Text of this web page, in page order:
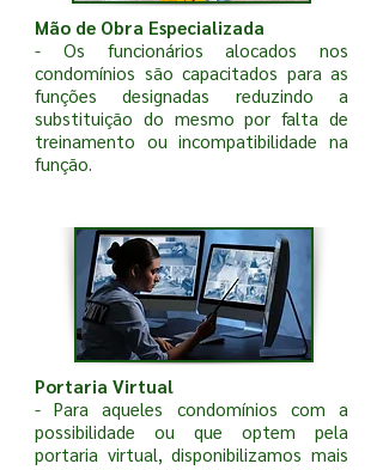
Mão de Obra Especializada
- Os funcionários alocados nos
condomínios são capacitados para as
funções designadas reduzindo a
substituição do mesmo por falta de
treinamento ou incompatibilidade na
função.
Portaria Virtual
- Para aqueles condomínios com a
possibilidade ou que optem pela
portaria virtual, disponibilizamos mais